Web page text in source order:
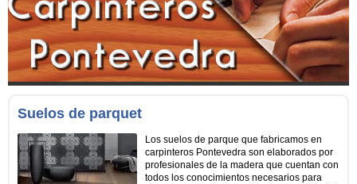
Suelos de parquet
Los suelos de parque que fabricamos en
carpinteros Pontevedra son elaborados por
profesionales de la madera que cuentan con
todos los conocimientos necesarios para